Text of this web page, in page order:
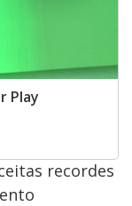
Play
recordes